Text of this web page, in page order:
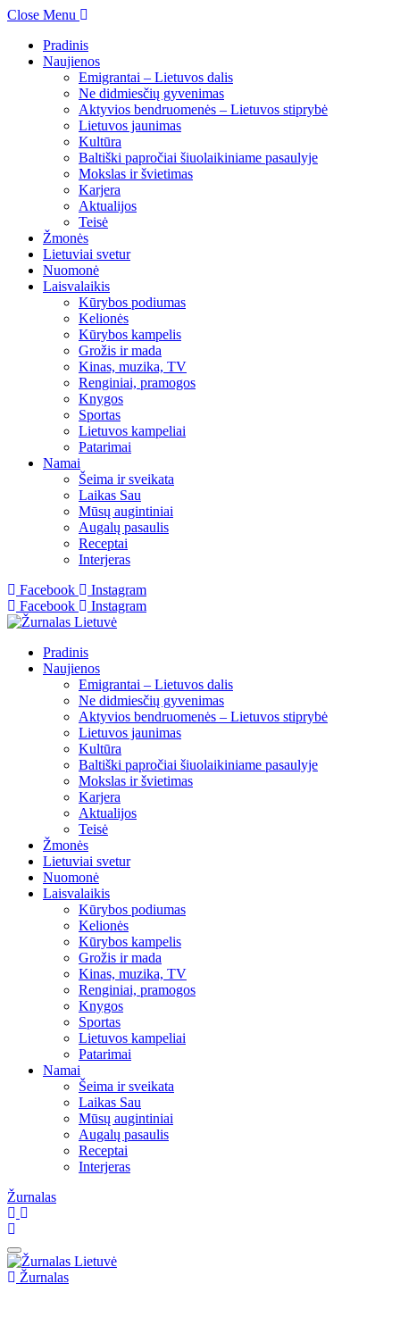
Close Menu
Pradinis
Naujienos
Emigrantai – Lietuvos dalis
Ne didmiesčių gyvenimas
Aktyvios bendruomenės – Lietuvos stiprybė
Lietuvos jaunimas
Kultūra
Baltiški papročiai šiuolaikiniame pasaulyje
Mokslas ir švietimas
Karjera
Aktualijos
Teisė
Žmonės
Lietuviai svetur
Nuomonė
Laisvalaikis
Kūrybos podiumas
Kelionės
Kūrybos kampelis
Grožis ir mada
Kinas, muzika, TV
Renginiai, pramogos
Knygos
Sportas
Lietuvos kampeliai
Patarimai
Namai
Šeima ir sveikata
Laikas Sau
Mūsų augintiniai
Augalų pasaulis
Receptai
Interjeras
Facebook
Instagram
Facebook
Instagram
Pradinis
Naujienos
Emigrantai – Lietuvos dalis
Ne didmiesčių gyvenimas
Aktyvios bendruomenės – Lietuvos stiprybė
Lietuvos jaunimas
Kultūra
Baltiški papročiai šiuolaikiniame pasaulyje
Mokslas ir švietimas
Karjera
Aktualijos
Teisė
Žmonės
Lietuviai svetur
Nuomonė
Laisvalaikis
Kūrybos podiumas
Kelionės
Kūrybos kampelis
Grožis ir mada
Kinas, muzika, TV
Renginiai, pramogos
Knygos
Sportas
Lietuvos kampeliai
Patarimai
Namai
Šeima ir sveikata
Laikas Sau
Mūsų augintiniai
Augalų pasaulis
Receptai
Interjeras
Žurnalas
Žurnalas